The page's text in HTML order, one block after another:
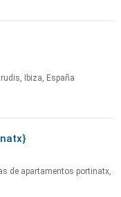
Ibiza, España
de apartamentos portinatx,